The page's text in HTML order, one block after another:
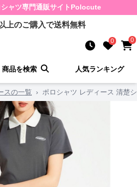
ャツ専門通販サイト Polocute
上のご購入で送料無料
0 0
商品を検索 人気ランキング
スの一覧 › ポロシャツ レディース 清楚